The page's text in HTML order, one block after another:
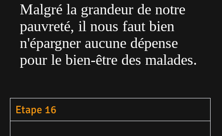
Malgré la grandeur de notre
pauvreté, il nous faut bien
n'épargner aucune dépense
pour le bien-être des malades.
Etape 16